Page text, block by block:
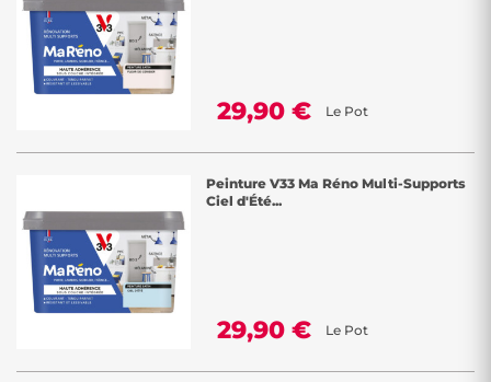
29,90 € Le Pot
Peinture V33 Ma Réno Multi-Supports
Ciel d'Été...
29,90 € Le Pot